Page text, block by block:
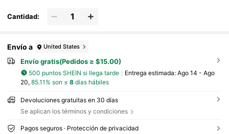
Cantidad:
Envío a United States
Envío gratis(Pedidos ≥ $15.00)
500 puntos SHEIN si llega tarde Entrega estimada: Ago 14 - Ago
20, 85.11% son ≤ 8días hábiles
Devoluciones gratuitas en 30 días
Se aplican los términos y condiciones
Pagos seguros · Protección de privacidad